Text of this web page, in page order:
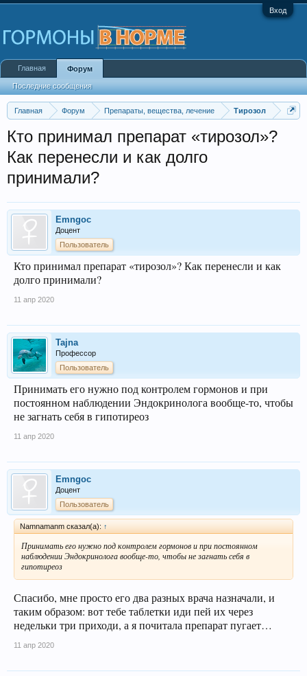
Вход
Главная Форум Препараты, вещества, лечение Тирозол
Кто принимал препарат «тирозол»?
Как перенесли и как долго
принимали?
Emngoc
Доцент
Пользователь
Кто принимал препарат «тирозол»? Как перенесли и как
долго принимали?
11 апр 2020
Tajna
Профессор
Пользователь
Принимать его нужно под контролем гормонов и при
постоянном наблюдении Эндокринолога вообще-то, чтобы
не загнать себя в гипотиреоз
11 апр 2020
Emngoc
Доцент
Пользователь
Namnamanm сказал(а): ↑
Принимать его нужно под контролем гормонов и при постоянном
наблюдении Эндокринолога вообще-то, чтобы не загнать себя в
гипотиреоз
Спасибо, мне просто его два разных врача назначали, и
таким образом: вот тебе таблетки иди пей их через
недельки три приходи, а я почитала препарат пугает…
11 апр 2020
Главная Форум
Последние сообщения